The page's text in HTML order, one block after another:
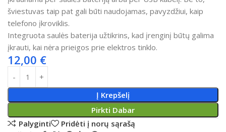
šviestuvas taip pat gali būti naudojamas, pavyzdžiui, kaip
telefono įkroviklis.
Integruota saulės baterija užtikrins, kad įrenginį būtų galima
įkrauti, kai nėra prieigos prie elektros tinklo.
12,00 €
Į Krepšelį
Pirkti Dabar
Palyginti
Pridėti į norų sąrašą